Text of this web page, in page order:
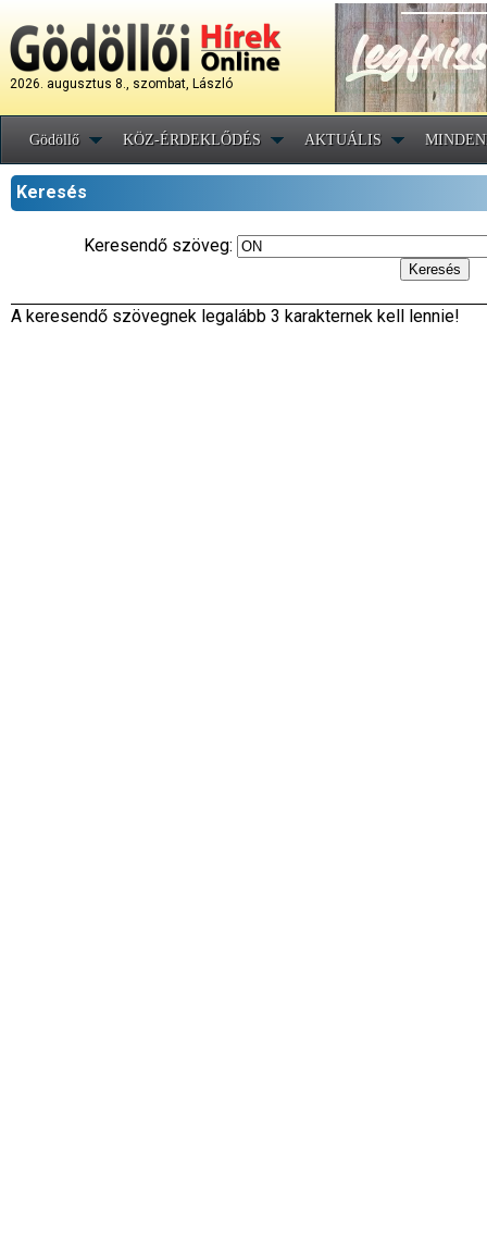
2026. augusztus 8., szombat, László
Gödöllő KÖZ-ÉRDEKLŐDÉS AKTUÁLIS
Keresés
Keresendő szöveg:
A keresendő szövegnek legalább 3 karakternek kell lennie!